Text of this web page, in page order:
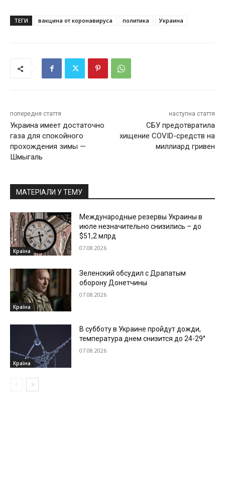
ТЕГИ вакцина от коронавируса политика Украина
попередня стаття
Украина имеет достаточно
газа для спокойного
прохождения зимы —
Шмыгаль
наступна стаття
СБУ предотвратила
хищение COVID-средств на
миллиард гривен
МАТЕРІАЛИ У ТЕМУ
Країна
Международные резервы Украины в
июле незначительно снизились – до
$51,2 млрд
07.08.2026
Країна
Зеленский обсудил с Драпатым
оборону Донетчины
07.08.2026
Країна
В субботу в Украине пройдут дожди,
температура днем снизится до 24-29°
07.08.2026